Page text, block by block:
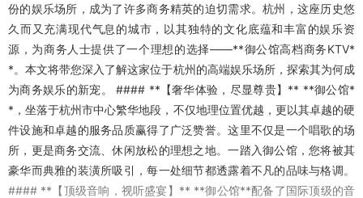
份的娱乐场所，成为了许多商务精英的迫切需求。杭州，这座历史悠
久而又充满现代气息的城市，以其独特的文化底蕴和丰富的娱乐资
源，为商务人士提供了一个理想的选择——**御公馆高档商务KTV*
*。本文将带您深入了解这家位于杭州的高端娱乐场所，探索其为何成
为商务娱乐的新宠。 #### **【奢华体验，尽显尊贵】** **御公馆*
*，坐落于杭州市中心繁华地段，不仅地理位置优越，更以其卓越的硬
件设施和卓越的服务品质赢得了广泛赞誉。这里不仅是一个唱歌的场
所，更是商务交流、休闲放松的理想之地。一踏入御公馆，您将被其
豪华而典雅的装潢所吸引，每一处细节都透露着不凡的品味与格调。
#### **【顶级音响，视听盛宴】** **御公馆**配备了国际顶级的音